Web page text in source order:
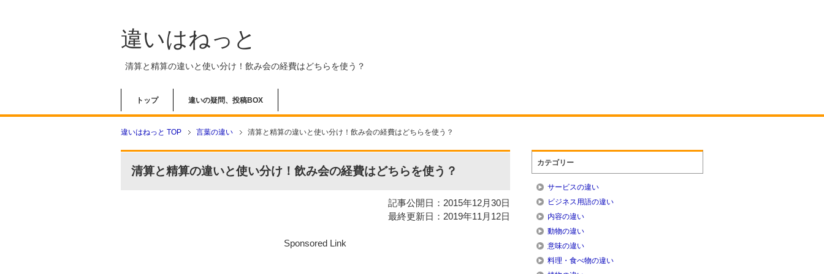
違いはねっと
清算と精算の違いと使い分け！飲み会の経費はどちらを使う？
トップ 違いの疑問、投稿BOX
違いはねっと TOP 言葉の違い 清算と精算の違いと使い分け！飲み会の経費はどちらを使う？
清算と精算の違いと使い分け！飲み会の経費はどちらを使う？
記事公開日：2015年12月30日
最終更新日：2019年11月12日
Sponsored Link
カテゴリー
サービスの違い
ビジネス用語の違い
内容の違い
動物の違い
意味の違い
料理・食べ物の違い